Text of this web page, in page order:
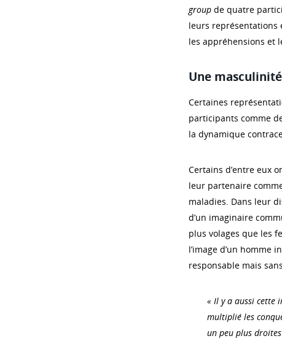
groupde quatre
leurs représentations
les appréhensions et
Une
Certaines
participants comme
la dynamique
Certains d’entre eux
leur partenaire
maladies. Dans leur
d’un imaginaire
plus volages que les
l’image d’un homme
responsable mais
« Il y a aussi cette
multiplié les
un peu plus